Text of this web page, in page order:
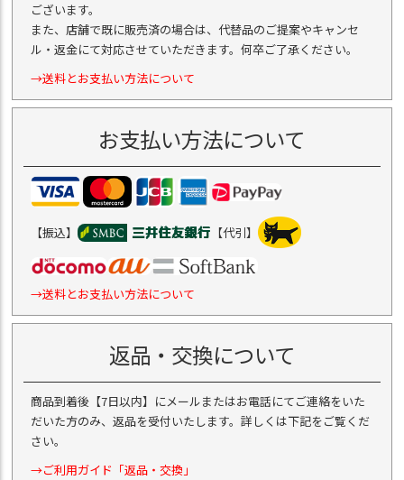
ございます。
また、店舗で既に販売済の場合は、代替品のご提案やキャンセ
ル・返金にて対応させていただきます。何卒ご了承ください。
→送料とお支払い方法について
お支払い方法について
【振込】 【代引】
→送料とお支払い方法について
返品・交換について
商品到着後【7日以内】にメールまたはお電話にてご連絡をいた
だいた方のみ、返品を受付いたします。詳しくは下記をご覧くだ
さい。
→ご利用ガイド「返品・交換」